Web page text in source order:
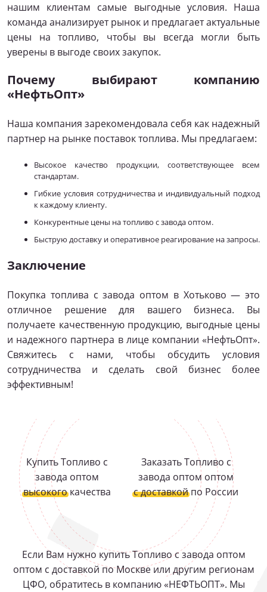
нашим клиентам самые выгодные условия. Наша
команда анализирует рынок и предлагает актуальные
цены на топливо, чтобы вы всегда могли быть
уверены в выгоде своих закупок.
Почему выбирают компанию
«НефтьОпт»
Наша компания зарекомендовала себя как надежный
партнер на рынке поставок топлива. Мы предлагаем:
Высокое качество продукции, соответствующее всем
стандартам.
Гибкие условия сотрудничества и индивидуальный подход
к каждому клиенту.
Конкурентные цены на топливо с завода оптом.
Быструю доставку и оперативное реагирование на запросы.
Заключение
Покупка топлива с завода оптом в Хотьково — это
отличное решение для вашего бизнеса. Вы
получаете качественную продукцию, выгодные цены
и надежного партнера в лице компании «НефтьОпт».
Свяжитесь с нами, чтобы обсудить условия
сотрудничества и сделать свой бизнес более
эффективным!
Купить Топливо с
завода оптом
высокогокачества
Заказать Топливо с
завода оптом оптом
с доставкойпо России
Если Вам нужно купить Топливо с завода оптом
оптом с доставкой по Москве или другим регионам
ЦФО, обратитесь в компанию «НЕФТЬОПТ». Мы